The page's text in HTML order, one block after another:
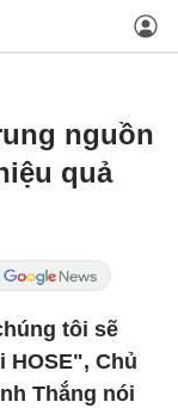
nguồn
quả
tôi sẽ
HOSE", Chủ
Thắng nói